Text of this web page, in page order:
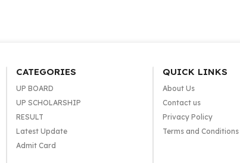
CATEGORIES
UP BOARD
UP SCHOLARSHIP
RESULT
Latest Update
Admit Card
QUICK LINKS
About Us
Contact us
Privacy Policy
Terms and Conditions